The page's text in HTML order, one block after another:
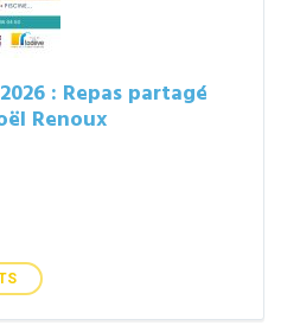
: Repas partagé
Renoux